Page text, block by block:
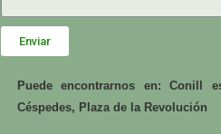
Enviar
Puede encontrarnos en: Conill
Céspedes, Plaza de la